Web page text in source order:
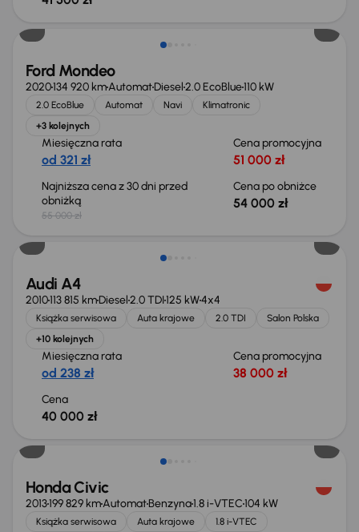
Taniej o 1 000 zł
Ford Mondeo
2020134 920 kmAutomatDiesel2.0 EcoBlue110 kW
2.0 EcoBlue Automat Navi
Klimatronic
+3 kolejnych
Miesięczna rata
od 321 zł
Cena promocyjna
51 000 zł
Najniższa cena z 30 dni przed
obniżką
55 000 zł
Cena po obniżce
54 000 zł
Audi A4
2010113 815 kmDiesel2.0 TDI125 kW4x4
Książka serwisowa Auta krajowe 2.0 TDI
Salon Polska
+10 kolejnych
Miesięczna rata
od 238 zł
Cena promocyjna
38 000 zł
Cena
40 000 zł
Honda Civic
2013199 829 kmAutomatBenzyna1.8 i-VTEC104 kW
Książka serwisowa Auta krajowe
1.8 i-VTEC